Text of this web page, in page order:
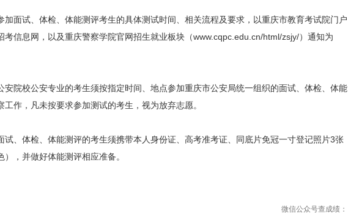
面试、体检、体能测评考生的具体测试时间、相关流程及要求，以重庆市教育考试院门户
考信息网，以及重庆警察学院官网招生就业板块（www.cqpc.edu.cn/html/zsjy/）通知为
院校公安专业的考生须按指定时间、地点参加重庆市公安局统一组织的面试、体检、体能
工作，凡未按要求参加测试的考生，视为放弃志愿。
、体检、体能测评的考生须携带本人身份证、高考准考证、同底片免冠一寸登记照片3张
），并做好体能测评相应准备。
微信公众号查成绩：